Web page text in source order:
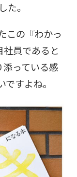
た。
この『わかっ
員であると
っている感
すよね。